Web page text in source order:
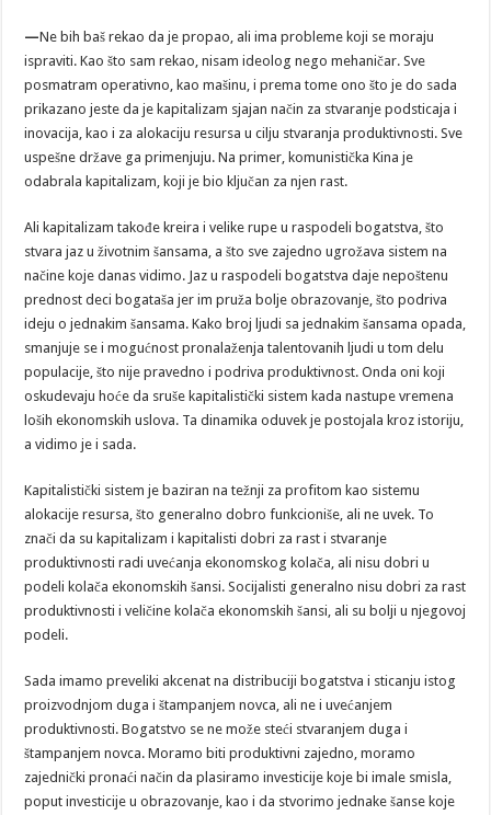
—Ne bih baš rekao da je propao, ali ima probleme koji se moraju
ispraviti. Kao što sam rekao, nisam ideolog nego mehaničar. Sve
posmatram operativno, kao mašinu, i prema tome ono što je do sada
prikazano jeste da je kapitalizam sjajan način za stvaranje podsticaja i
inovacija, kao i za alokaciju resursa u cilju stvaranja produktivnosti. Sve
uspešne države ga primenjuju. Na primer, komunistička Kina je
odabrala kapitalizam, koji je bio ključan za njen rast.
Ali kapitalizam takođe kreira i velike rupe u raspodeli bogatstva, što
stvara jaz u životnim šansama, a što sve zajedno ugrožava sistem na
načine koje danas vidimo. Jaz u raspodeli bogatstva daje nepoštenu
prednost deci bogataša jer im pruža bolje obrazovanje, što podriva
ideju o jednakim šansama. Kako broj ljudi sa jednakim šansama opada,
smanjuje se i mogućnost pronalaženja talentovanih ljudi u tom delu
populacije, što nije pravedno i podriva produktivnost. Onda oni koji
oskudevaju hoće da sruše kapitalistički sistem kada nastupe vremena
loših ekonomskih uslova. Ta dinamika oduvek je postojala kroz istoriju,
a vidimo je i sada.
Kapitalistički sistem je baziran na težnji za profitom kao sistemu
alokacije resursa, što generalno dobro funkcioniše, ali ne uvek. To
znači da su kapitalizam i kapitalisti dobri za rast i stvaranje
produktivnosti radi uvećanja ekonomskog kolača, ali nisu dobri u
podeli kolača ekonomskih šansi. Socijalisti generalno nisu dobri za rast
produktivnosti i veličine kolača ekonomskih šansi, ali su bolji u njegovoj
podeli.
Sada imamo preveliki akcenat na distribuciji bogatstva i sticanju istog
proizvodnjom duga i štampanjem novca, ali ne i uvećanjem
produktivnosti. Bogatstvo se ne može steći stvaranjem duga i
štampanjem novca. Moramo biti produktivni zajedno, moramo
zajednički pronaći način da plasiramo investicije koje bi imale smisla,
poput investicije u obrazovanje, kao i da stvorimo jednake šanse koje